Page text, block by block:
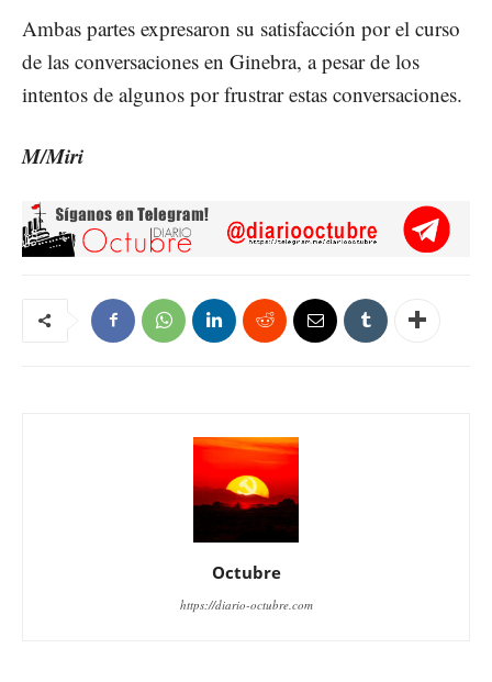
Ambas partes expresaron su satisfacción por el curso
de las conversaciones en Ginebra, a pesar de los
intentos de algunos por frustrar estas conversaciones.
M/Miri
Octubre
https://diario-octubre.com